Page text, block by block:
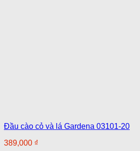
Đầu cào cỏ và lá Gardena 03101-20
389,000 ₫